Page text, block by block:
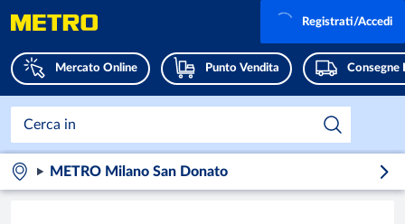
Mercato Online Punto Vendita Consegne
Registrati/Accedi
METRO Milano San Donato